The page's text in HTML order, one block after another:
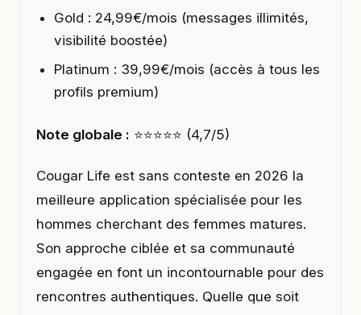
Gold : 24,99€/mois (messages illimités,
visibilité boostée)
Platinum : 39,99€/mois (accès à tous les
profils premium)
Note globale : ⭐⭐⭐⭐⭐ (4,7/5)
Cougar Life est sans conteste en 2026 la
meilleure application spécialisée pour les
hommes cherchant des femmes matures.
Son approche ciblée et sa communauté
engagée en font un incontournable pour des
rencontres authentiques. Quelle que soit